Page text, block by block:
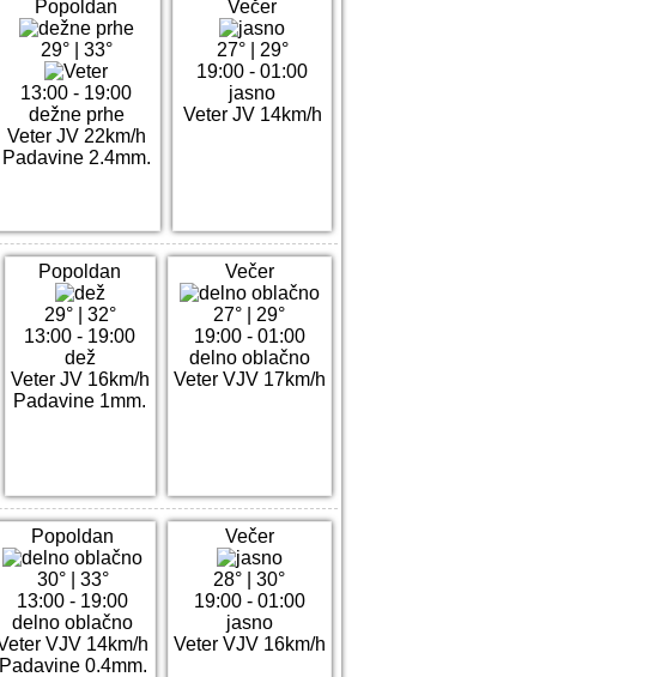
Popoldan
29°| 33°
13:00 - 19:00
dežne prhe
Veter JV 22km/h
Padavine 2.4mm.
Večer
27°| 29°
19:00 - 01:00
jasno
Veter JV 14km/h
Popoldan
29°| 32°
13:00 - 19:00
dež
Veter JV 16km/h
Padavine 1mm.
Večer
27°
29°
19:00 - 01:00
delno oblačno
Veter VJV 17km/h
Popoldan
30°| 33°
13:00 - 19:00
delno oblačno
VJV 14km/h
Padavine 0.4mm.
Večer
28° |30°
19:00 - 01:00
jasno
Veter VJV 16km/h